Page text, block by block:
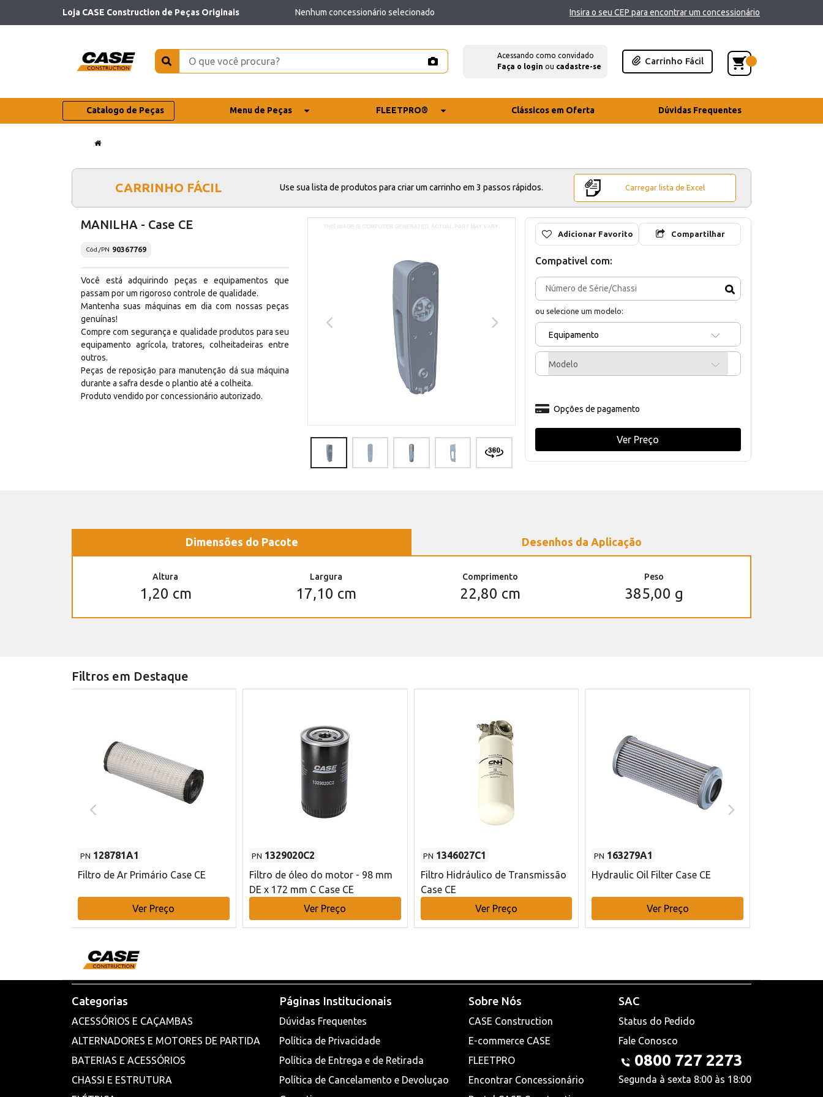
Loja CASE Construction de Peças Originais Nenhum concessionário selecionado Insira o seu CEP para encontrar um concessionário
Acessando como convidado
Faça o login ou cadastre-se
Carrinho Fácil
Catalogo de Peças Menu de Peças FLEETPRO® Clássicos em Oferta Dúvidas Frequentes
CARRINHO FÁCIL Use sua lista de produtos para criar um carrinho em 3 passos rápidos. Carregar lista de Excel
MANILHA - Case CE
Cód./PN 90367769
Você está adquirindo peças e equipamentos que
passam por um rigoroso controle de qualidade.
Mantenha suas máquinas em dia com nossas peças
genuínas!
Compre com segurança e qualidade produtos para seu
equipamento agrícola, tratores, colheitadeiras entre
outros.
Peças de reposição para manutenção dá sua máquina
durante a safra desde o plantio até a colheita.
Produto vendido por concessionário autorizado.
Adicionar Favorito Compartilhar
Compativel com:
ou selecione um modelo:
Equipamento
Modelo
Opções de pagamento
Ver Preço
Dimensões do Pacote Desenhos da Aplicação
Altura
1,20 cm
Largura
17,10 cm
Comprimento
22,80 cm
Peso
385,00 g
Filtros em Destaque
PN 128781A1
Filtro de Ar Primário Case CE
Ver Preço
PN 1329020C2
Filtro de óleo do motor - 98 mm
DE x 172 mm C Case CE
Ver Preço
PN 1346027C1
Filtro Hidráulico de Transmissão
Case CE
Ver Preço
PN 163279A1
Hydraulic Oil Filter Case CE
Ver Preço
Categorias
ACESSÓRIOS E CAÇAMBAS
ALTERNADORES E MOTORES DE PARTIDA
BATERIAS E ACESSÓRIOS
CHASSI E ESTRUTURA
Páginas Institucionais
Dúvidas Frequentes
Política de Privacidade
Política de Entrega e de Retirada
Política de Cancelamento e Devoluçao
Sobre Nós
CASE Construction
E-commerce CASE
FLEETPRO
Encontrar Concessionário
SAC
Status do Pedido
Fale Conosco
0800 727 2273
Segunda à sexta 8:00 às 18:00